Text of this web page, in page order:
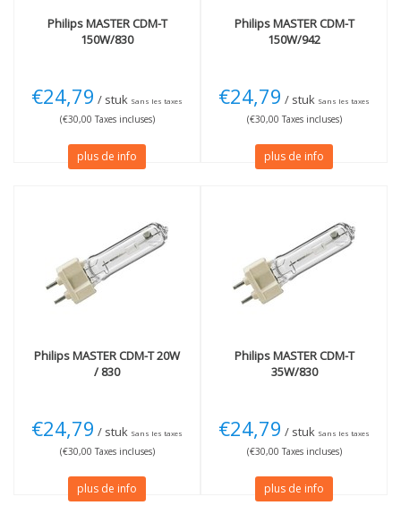
PhilipsMASTER CDM-T
150W/830
€24,79 / stuk Sans les taxes
(€30,00 Taxes incluses)
plus de info
PhilipsMASTER CDM-T
150W/942
€24,79 / stuk Sans les taxes
(€30,00 Taxes incluses)
plus de info
PhilipsMASTER CDM-T 20W
/ 830
€24,79 / stuk Sans les taxes
(€30,00 Taxes incluses)
plus de info
PhilipsMASTER CDM-T
35W/830
€24,79 / stuk Sans les taxes
(€30,00 Taxes incluses)
plus de info